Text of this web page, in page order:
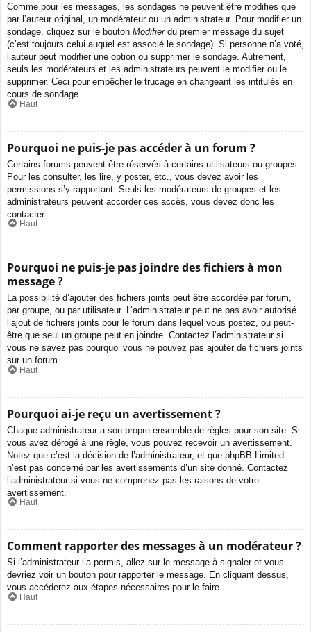
Comme pour les messages, les sondages ne peuvent être modifiés que
par l’auteur original, un modérateur ou un administrateur. Pour modifier un
sondage, cliquez sur le bouton Modifierdu premier message du sujet
(c’est toujours celui auquel est associé le sondage). Si personne n’a voté,
l’auteur peut modifier une option ou supprimer le sondage. Autrement,
seuls les modérateurs et les administrateurs peuvent le modifier ou le
supprimer. Ceci pour empêcher le trucage en changeant les intitulés en
cours de sondage.
Haut
Pourquoi ne puis-je pas accéder à un forum ?
Certains forums peuvent être réservés à certains utilisateurs ou groupes.
Pour les consulter, les lire, y poster, etc., vous devez avoir les
permissions s’y rapportant. Seuls les modérateurs de groupes et les
administrateurs peuvent accorder ces accès, vous devez donc les
contacter.
Haut
Pourquoi ne puis-je pas joindre des fichiers à mon
message ?
La possibilité d’ajouter des fichiers joints peut être accordée par forum,
par groupe, ou par utilisateur. L’administrateur peut ne pas avoir autorisé
l’ajout de fichiers joints pour le forum dans lequel vous postez, ou peut-
être que seul un groupe peut en joindre. Contactez l’administrateur si
vous ne savez pas pourquoi vous ne pouvez pas ajouter de fichiers joints
sur un forum.
Haut
Pourquoi ai-je reçu un avertissement ?
Chaque administrateur a son propre ensemble de règles pour son site. Si
vous avez dérogé à une règle, vous pouvez recevoir un avertissement.
Notez que c’est la décision de l’administrateur, et que phpBB Limited
n’est pas concerné par les avertissements d’un site donné. Contactez
l’administrateur si vous ne comprenez pas les raisons de votre
avertissement.
Haut
Comment rapporter des messages à un modérateur ?
Si l’administrateur l’a permis, allez sur le message à signaler et vous
devriez voir un bouton pour rapporter le message. En cliquant dessus,
vous accéderez aux étapes nécessaires pour le faire.
Haut